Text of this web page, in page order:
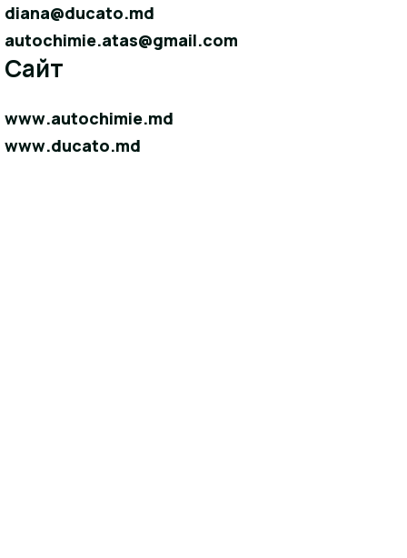
diana@ducato.md
autochimie.atas@gmail.com
Сайт
www.autochimie.md
www.ducato.md